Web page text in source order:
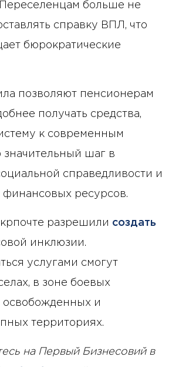
больше не
справку ВПЛ, что
бюрократические
позволяют пенсионерам
получать средства,
к современным
значительный шаг в
справедливости и
финансовых ресурсов.
разрешили создать
инклюзии.
услугами смогут
в зоне боевых
освобожденных и
территориях.
на Первый Бизнесовий в